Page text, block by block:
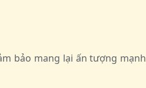
bảo mang lại ấn tượng